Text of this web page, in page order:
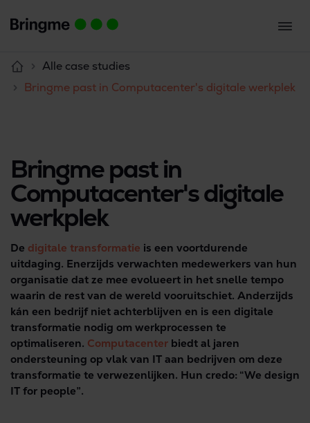
Alle case studies
Bringme past in Computacenter's digitale werkplek
Bringme past in
Computacenter's digitale
werkplek
De digitale transformatie is een voortdurende
uitdaging. Enerzijds verwachten medewerkers van hun
organisatie dat ze mee evolueert in het snelle tempo
waarin de rest van de wereld vooruitschiet. Anderzijds
kán een bedrijf niet achterblijven en is een digitale
transformatie nodig om werkprocessen te
optimaliseren. Computacenter biedt al jaren
ondersteuning op vlak van IT aan bedrijven om deze
transformatie te verwezenlijken. Hun credo: “We design
IT for people”.